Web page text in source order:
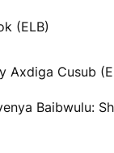
(ELB)
Axdiga Cusub
Baibwulu: